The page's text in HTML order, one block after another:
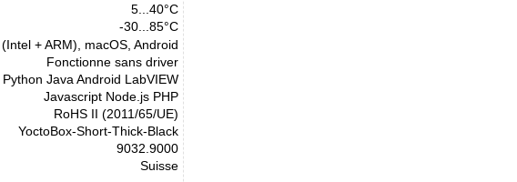
5...40°C
-30...85°C
+ ARM), macOS, Android
Fonctionne sans driver
Java Android LabVIEW
Javascript Node.js PHP
RoHS II (2011/65/UE)
YoctoBox-Short-Thick-Black
9032.9000
Suisse